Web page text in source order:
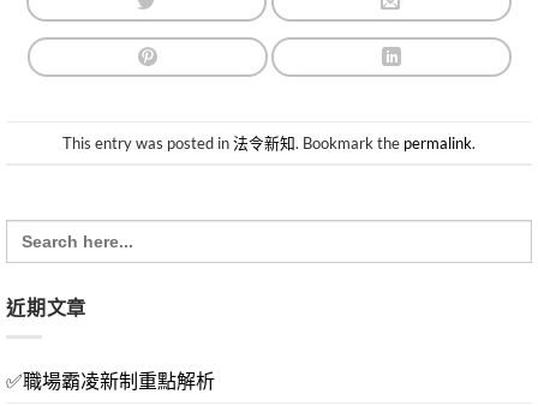
This entry was posted in法令新知. Bookmark the permalink.
Search
for:
近期文章
✅職場霸凌新制重點解析